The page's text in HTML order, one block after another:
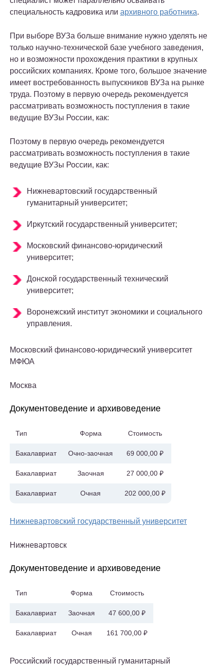
специальность кадровика или архивного работника.
При выборе ВУЗа больше внимание нужно уделять не
только научно-технической базе учебного заведения,
но и возможности прохождения практики в крупных
российских компаниях. Кроме того, большое значение
имеет востребованность выпускников ВУЗа на рынке
труда. Поэтому в первую очередь рекомендуется
рассматривать возможность поступления в такие
ведущие ВУЗы России, как:
Поэтому в первую очередь рекомендуется
рассматривать возможность поступления в такие
ведущие ВУЗы России, как:
Нижневартовский государственный
гуманитарный университет;
Иркутский государственный университет;
Московский финансово-юридический
университет;
Донской государственный технический
университет;
Воронежский институт экономики и социального
управления.
Московский финансово-юридический университет
МФЮА
Москва
Документоведение и архивоведение
Тип Форма Стоимость
Бакалавриат Очно-заочная 69 000,00 ₽
Бакалавриат Заочная 27 000,00 ₽
Бакалавриат Очная 202 000,00 ₽
Нижневартовский государственный университет
Нижневартовск
Документоведение и архивоведение
Тип Форма Стоимость
Бакалавриат Заочная 47 600,00 ₽
Бакалавриат Очная 161 700,00 ₽
Российский государственный гуманитарный